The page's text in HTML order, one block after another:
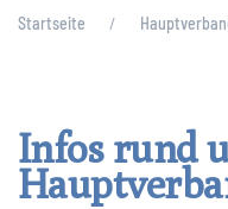
Startseite
Infos rund